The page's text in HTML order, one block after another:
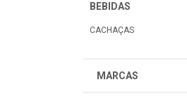
BEBIDAS
CACHAÇAS
MARCAS